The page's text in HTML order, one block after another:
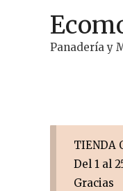
contenidoPanadería y
TIENDA
Del 1 al
Gracias